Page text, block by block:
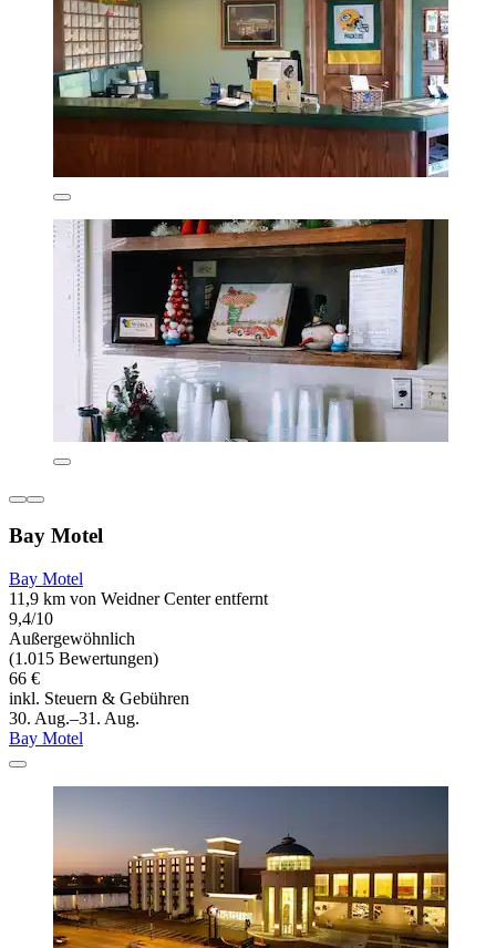
Bay Motel
Bay Motel
11,9 km von Weidner Center entfernt
9,4/10
Außergewöhnlich
(1.015 Bewertungen)
66 €
inkl. Steuern & Gebühren
30. Aug.–31. Aug.
Bay Motel